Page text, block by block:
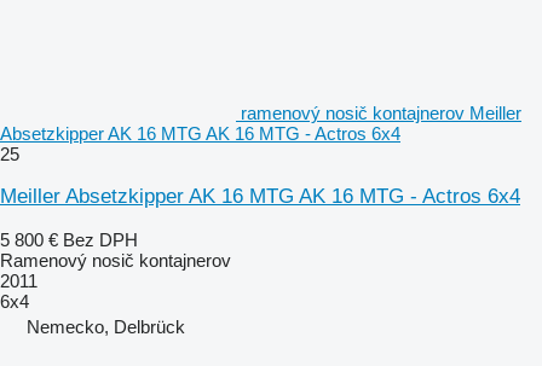
ramenový nosič kontajnerov Meiller
Absetzkipper AK 16 MTG AK 16 MTG - Actros 6x4
25
Meiller Absetzkipper AK 16 MTG AK 16 MTG - Actros 6x4
5 800 € Bez DPH
Ramenový nosič kontajnerov
2011
6x4
Nemecko, Delbrück